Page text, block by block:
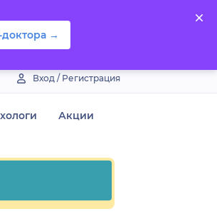
→
Вход / Регистрация
Акции